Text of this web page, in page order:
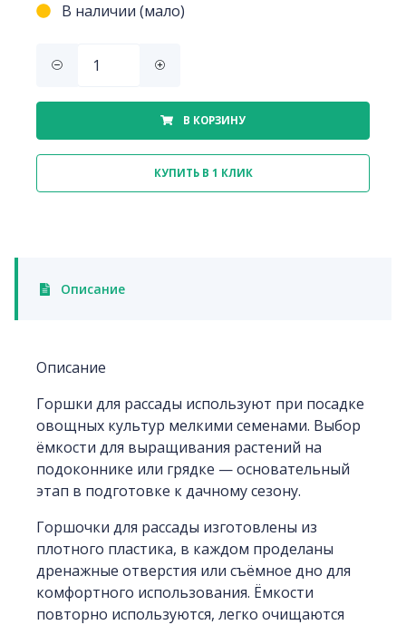
В наличии (мало)
В КОРЗИНУ
КУПИТЬ В 1 КЛИК
Описание
Описание
Горшки для рассады используют при посадке
овощных культур мелкими семенами. Выбор
ёмкости для выращивания растений на
подоконнике или грядке — основательный
этап в подготовке к дачному сезону.
Горшочки для рассады изготовлены из
плотного пластика, в каждом проделаны
дренажные отверстия или съёмное дно для
комфортного использования. Ёмкости
повторно используются, легко очищаются